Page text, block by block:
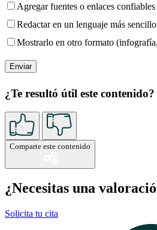
Agregar fuentes o enlaces confiables
Redactar en un lenguaje más sencillo
Mostrarlo en otro formato
¿Te resultó útil este contenido?
Comparte este contenido
¿Necesitas una
Solicita tu cita